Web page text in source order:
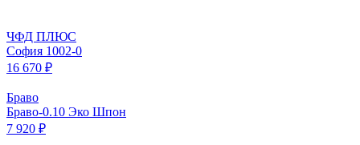
ЧФД ПЛЮС
София 1002-0
16 670 ₽
Браво
Браво-0.10 Эко Шпон
7 920 ₽